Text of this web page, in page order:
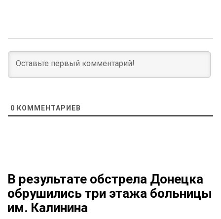
0 КОММЕНТАРИЕВ
В результате обстрела Донецка
обрушились три этажа больницы
им. Калинина